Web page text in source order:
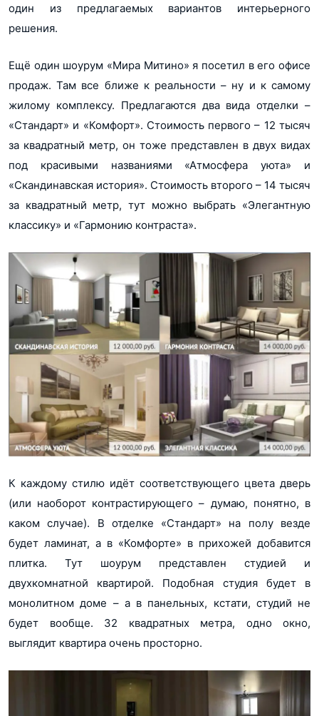
один из предлагаемых вариантов интерьерного
решения.
Ещё один шоурум «Мира Митино» я посетил в его офисе
продаж. Там все ближе к реальности – ну и к самому
жилому комплексу. Предлагаются два вида отделки –
«Стандарт» и «Комфорт». Стоимость первого – 12 тысяч
за квадратный метр, он тоже представлен в двух видах
под красивыми названиями «Атмосфера уюта» и
«Скандинавская история». Стоимость второго – 14 тысяч
за квадратный метр, тут можно выбрать «Элегантную
классику» и «Гармонию контраста».
К каждому стилю идёт соответствующего цвета дверь
(или наоборот контрастирующего – думаю, понятно, в
каком случае). В отделке «Стандарт» на полу везде
будет ламинат, а в «Комфорте» в прихожей добавится
плитка. Тут шоурум представлен студией и
двухкомнатной квартирой. Подобная студия будет в
монолитном доме – а в панельных, кстати, студий не
будет вообще. 32 квадратных метра, одно окно,
выглядит квартира очень просторно.